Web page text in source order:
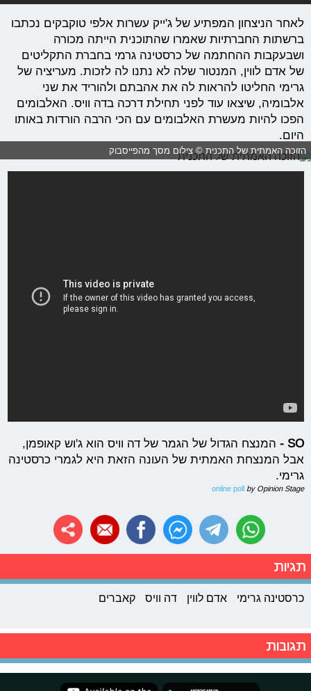
לאחר הניצחון המפתיע של ג'ייק עשרות אלפי טוקבקים נכתבו
ברשתות החברתיות שאמרו שהתוכנית הייתה מכורה
ושבעקבות ההחתמה של כרסטינה גרמי בחברת התקליטים
של אדם לווין, המנטור שלה לא נתנו לה לזכות. מעריציה של
גרימי החליטו להראות לה את אהבתם ולהוריד את שני
אלבומיה, שיצאו עוד לפני תחילת דרכה בדה וויס. האלבומים
הפכו להיות מעשרת האלבומים עם הכי הרבה הורדות באותו
היום.
הזוכה האמתית של התכנית © צילום מסך מהפייסבוק
SO -
המנצח הגדול של הגמר של דה וויס הוא ג'וש קאופמן,
אבל המנצחת האמתית של העונה הזאת היא לגמרי כרסטינה
גרימי.
online pollby Opinion Stage
תגיות
כרסטינה גרימי אדם לווין דה וויס קאברים
תגובות